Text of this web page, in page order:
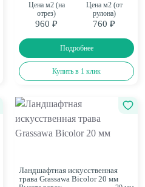
Цена м2 (на
отрез)
960 ₽
Цена м2 (от
рулона)
760 ₽
Подробнее
Купить в 1 клик
Ландшафтная искусственная
трава Grassawa Bicolor 20 мм